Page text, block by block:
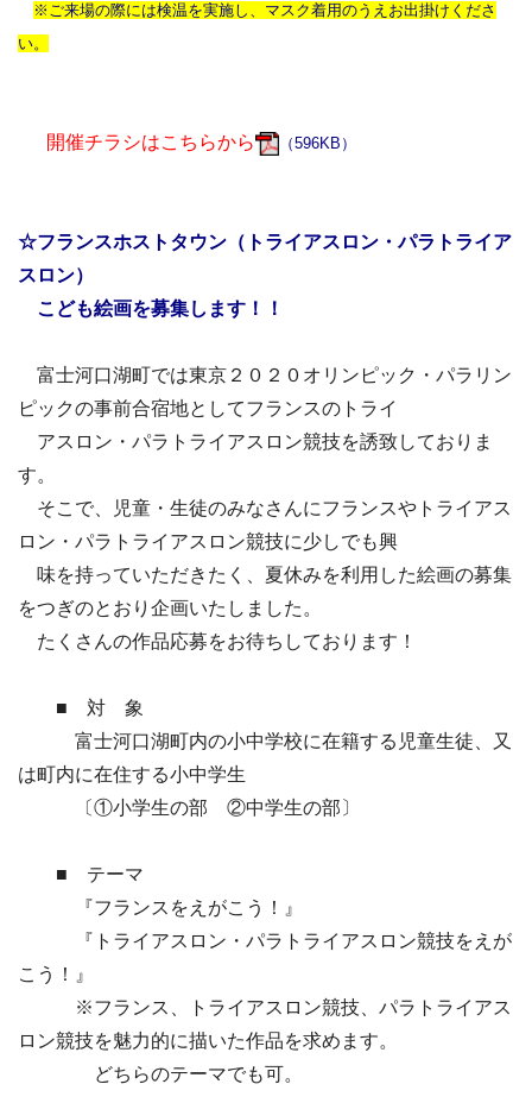
※ご来場の際には検温を実施し、マスク着用のうえお出掛けくださ
い。
開催チラシはこちらから （596KB）
☆フランスホストタウン（トライアスロン・パラトライア
スロン）
こども絵画を募集します！！
富士河口湖町では東京２０２０オリンピック・パラリン
ピックの事前合宿地としてフランスのトライ
アスロン・パラトライアスロン競技を誘致しておりま
す。
そこで、児童・生徒のみなさんにフランスやトライアス
ロン・パラトライアスロン競技に少しでも興
味を持っていただきたく、夏休みを利用した絵画の募集
をつぎのとおり企画いたしました。
たくさんの作品応募をお待ちしております！
■ 対 象
富士河口湖町内の小中学校に在籍する児童生徒、又
は町内に在住する小中学生
〔①小学生の部 ②中学生の部〕
■ テーマ
『フランスをえがこう！』
『トライアスロン・パラトライアスロン競技をえが
こう！』
※フランス、トライアスロン競技、パラトライアス
ロン競技を魅力的に描いた作品を求めます。
どちらのテーマでも可。